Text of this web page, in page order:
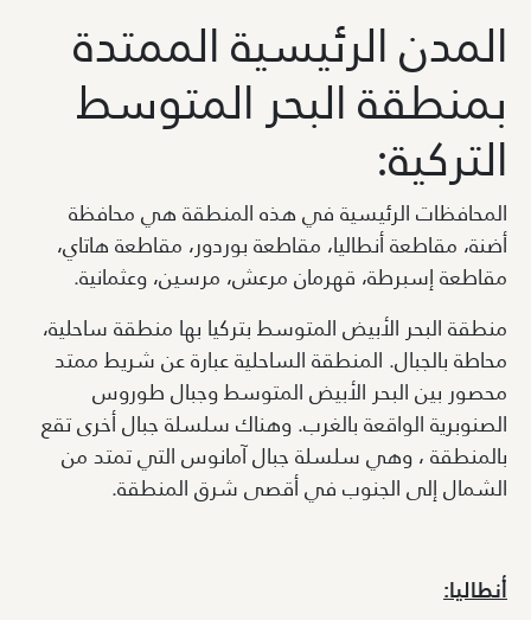
المدن الرئيسية الممتدة
بمنطقة البحر المتوسط
التركية:
المحافظات الرئيسية في هذه المنطقة هي محافظة
أضنة، مقاطعة أنطاليا، مقاطعة بوردور، مقاطعة هاتاي،
مقاطعة إسبرطة، قهرمان مرعش، مرسين، وعثمانية.
منطقة البحر الأبيض المتوسط بتركيا بها منطقة ساحلية،
محاطة بالجبال. المنطقة الساحلية عبارة عن شريط ممتد
محصور بين البحر الأبيض المتوسط وجبال طوروس
الصنوبرية الواقعة بالغرب. وهناك سلسلة جبال أخرى تقع
بالمنطقة ، وهي سلسلة جبال آمانوس التي تمتد من
الشمال إلى الجنوب في أقصى شرق المنطقة.
أنطاليا: